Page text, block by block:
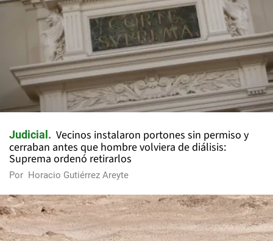
Judicial
Vecinos instalaron portones sin permiso y
cerraban antes que hombre volviera de diálisis:
Suprema ordenó retirarlos
Por Horacio Gutiérrez Areyte